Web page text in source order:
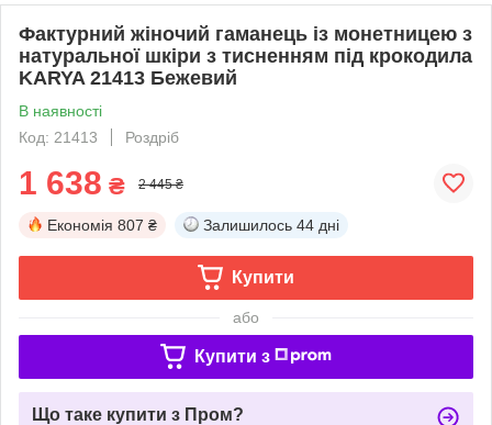
Фактурний жіночий гаманець із монетницею з
натуральної шкіри з тисненням під крокодила
KARYA 21413 Бежевий
В наявності
Код: 21413
Роздріб
1 638 ₴ 2 445 ₴
Економія 807 ₴ Залишилось 44 дні
Купити
або
Купити з
Що таке купити з Пром?